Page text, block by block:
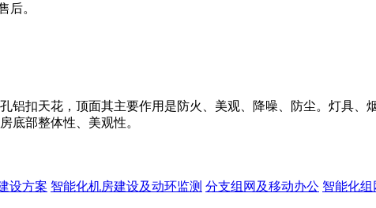
后。
扣天花，顶面其主要作用是防火、美观、降噪、防尘。灯具、
底部整体性、美观性。
设方案 智能化机房建设及动环监测 分支组网及移动办公 智能化